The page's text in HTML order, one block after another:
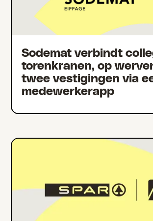
Sodemat verbindt
torenkranen, op
twee vestigingen via
medewerkerapp